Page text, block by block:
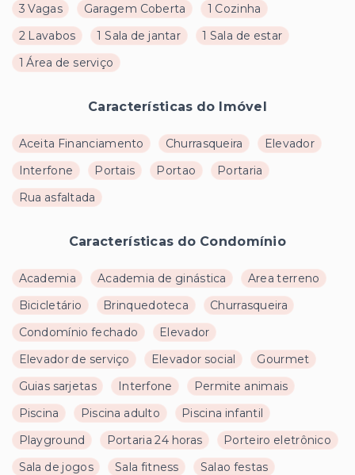
3 Vagas
Garagem Coberta
1 Cozinha
2 Lavabos
1 Sala de jantar
1 Sala de estar
1 Área de serviço
Características do Imóvel
Aceita Financiamento Churrasqueira
Elevador
Interfone
Portais Portao
Portaria
Rua asfaltada
Características do Condomínio
Academia Academia de ginástica
Area terreno
Bicicletário
Brinquedoteca
Churrasqueira
Condomínio fechado
Elevador
Elevador de serviço
Elevador social
Gourmet
Guias sarjetas
Interfone
Permite animais
Piscina
Piscina adulto
Piscina infantil
Playground
Portaria 24 horas
Porteiro eletrônico
Sala de jogos
Sala fitness
Salao festas